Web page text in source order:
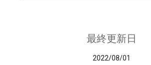
最終更新日
2022/08/01